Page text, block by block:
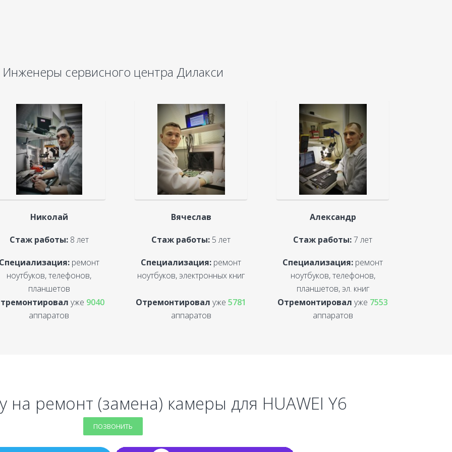
Инженеры сервисного центра Дилакси
Николай
Стаж работы:8 лет
ремонт
ноутбуков, телефонов,
планшетов
уже 9040
аппаратов
Вячеслав
Стаж работы: 5 лет
Специализация: ремонт
ноутбуков, электронных книг
Отремонтировалуже5781
аппаратов
Александр
Стаж работы:7 лет
Специализация: ремонт
ноутбуков, телефонов,
планшетов, эл. книг
Отремонтировалуже 7553
аппаратов
на ремонт (замена) камеры для HUAWEI Y6
ПОЗВОНИТЬ